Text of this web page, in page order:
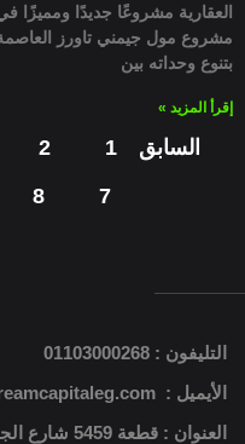
العقارية مشروعًا جديدًا ومميزًا
مشروع مول جيمني تاورز العاصمة
بتنوع وحداته بين
إقرأ المزيد »
السابق 1
2
7
8
التليفون : 01103000268
الأيميل : info@dreamcapitaleg.com
العنوان :